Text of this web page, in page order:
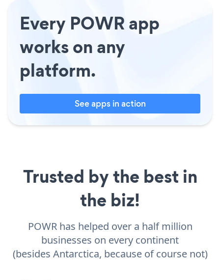
Every POWR app
works on any
platform.
See apps in action
Trusted by the best in
the biz!
POWR has helped over a half million
businesses on every continent
(besides Antarctica, because of course not)